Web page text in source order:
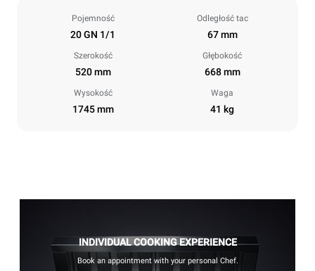
Pojemność
20 GN 1/1
Odległość tac
67 mm
Szerokość
520 mm
Głębokość
668 mm
Wysokość
1745 mm
Waga
41 kg
INDIVIDUAL COOKING EXPERIENCE
Book an appointment with your personal Chef.